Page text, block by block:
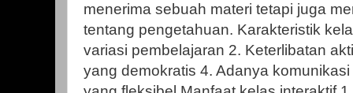
menerima sebuah materi tetapi juga
tentang pengetahuan. Karakteristik
variasi pembelajaran 2. Keterlibatan
yang demokratis 4. Adanya